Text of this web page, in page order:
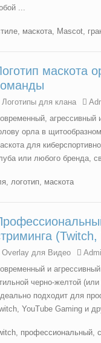
...
, маскота, Mascot,
маскота
Логотипы для клана
агрессивный
орла в
для
или любого бренда,
, логотип, маскота
(Twitch,
Overlay для Видео
и
черно-желтой
подходит для
YouTube Gaming и
, профессиональный,